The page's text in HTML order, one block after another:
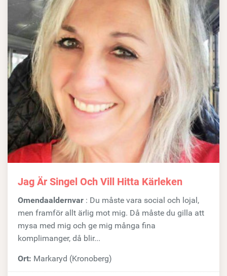
Jag Är Singel Och Vill Hitta Kärleken
Omendaaldernvar : Du måste vara social och lojal,
men framför allt ärlig mot mig. Då måste du gilla att
mysa med mig och ge mig många fina
komplimanger, då blir...
Ort: Markaryd (Kronoberg)